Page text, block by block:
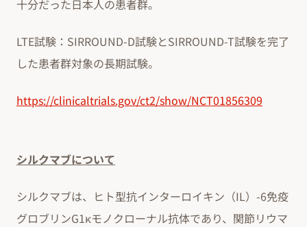
十分だった日本人の患者群。
LTE試験：SIRROUND-D試験とSIRROUND-T試験を完了
した患者群対象の長期試験。
https://clinicaltrials.gov/ct2/show/NCT01856309
シルクマブについて
シルクマブは、ヒト型抗インターロイキン（IL）-6免疫
グロブリンG1κモノクローナル抗体であり、関節リウマ